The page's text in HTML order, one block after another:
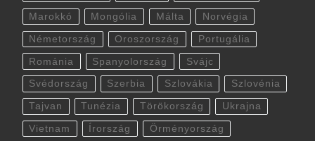
Marokkó Mongólia Málta Norvégia
Németország Oroszország Portugália
Románia Spanyolország Svájc
Svédország Szerbia Szlovákia Szlovénia
Tajvan Tunézia Törökország Ukrajna
Vietnam Írország Örményország